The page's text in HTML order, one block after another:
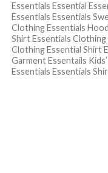
Essentials Essential
Essentials Essentials
Clothing Essentials
Shirt Essentials Clothing
Clothing Essential Shirt
Garment Essentails
Essentials Essentials